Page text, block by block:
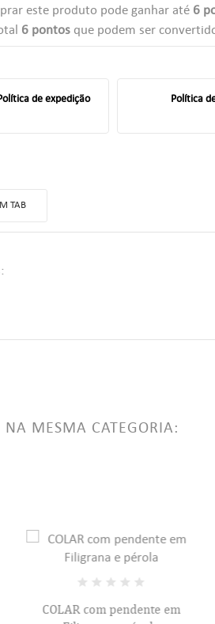
este produto pode ganhar até 6
6 pontos que podem ser
de expedição Política
TAB
NA MESMA CATEGORIA:
add_circle_outlineCriar uma lista